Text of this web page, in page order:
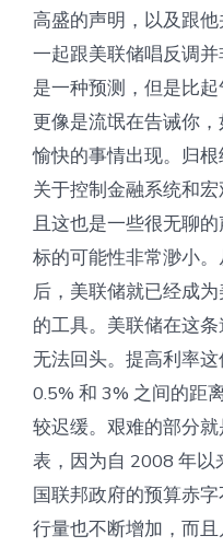
高盛的声明，以及跟
一起跟美联储唱反调
是一种预测，但是比
更像是流氓在告诫你
愉快的事情出现。归
关于控制金融系统和
且这也是一些很无聊
标的可能性非常渺小
后，美联储就已经成
的工具。美联储在这
无法回头。提高利率
0.5% 和 3% 之间的距
较迟缓。艰难的部分
表，因为自 2008 年以
国联邦政府的预算赤
行量也不断增加，而